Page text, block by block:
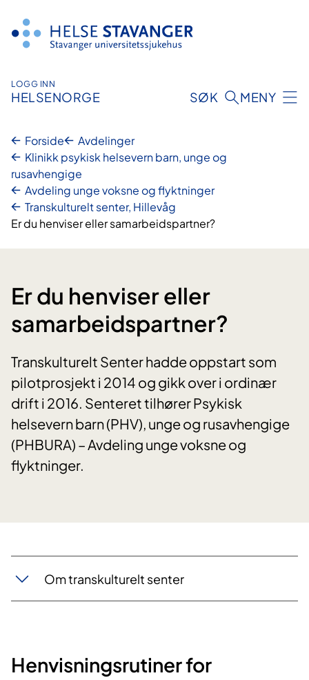
innhold
LOGG INN
HELSENORGE SØK MENY
Forside
Avdelinger
Klinikk psykisk helsevern barn, unge og
rusavhengige
Avdeling unge voksne og flyktninger
Transkulturelt senter, Hillevåg
Er du henviser eller samarbeidspartner?
Er du henviser eller
samarbeidspartner?
Transkulturelt Senter hadde oppstart som
pilotprosjekt i 2014 og gikk over i ordinær
drift i 2016. Senteret tilhører Psykisk
helsevern barn (PHV), unge og rusavhengige
(PHBURA) – Avdeling unge voksne og
flyktninger.
Om transkulturelt senter
​Henvisningsrutiner for